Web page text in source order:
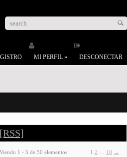
MI PERFIL » DESCONECTAR
[RSS]
Viendo 1 - 5 de 50 elementos 1 2 10 →